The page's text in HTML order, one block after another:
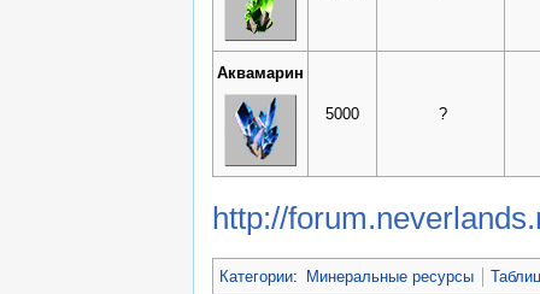
Аквамарин
5000 ?
http://
Категории: Минеральные ресурсы